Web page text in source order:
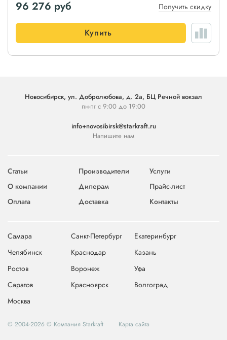
96 276 руб Получить скидку
Купить
Новосибирск, ул. Добролюбова, д. 2а, БЦ Речной вокзал
пн-пт с 9:00 до 19:00
info+novosibirsk@starkraft.ru
Напишите нам
Статьи Производители
Услуги
О компании
Дилерам
Прайс-лист
Оплата
Доставка Контакты
Самара Санкт-Петербург
Екатеринбург
Челябинск
Краснодар
Казань
Ростов
Воронеж
Уфа
Саратов
Красноярск
Волгоград
Москва
© 2004-2026 © Компания Starkraft Карта сайта